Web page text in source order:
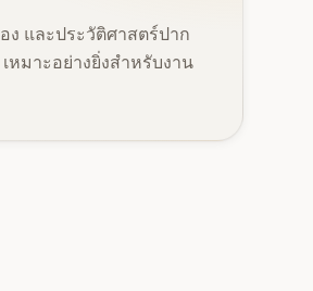
และประวัติศาสตร์ปาก
มาะอย่างยิ่งสำหรับงาน